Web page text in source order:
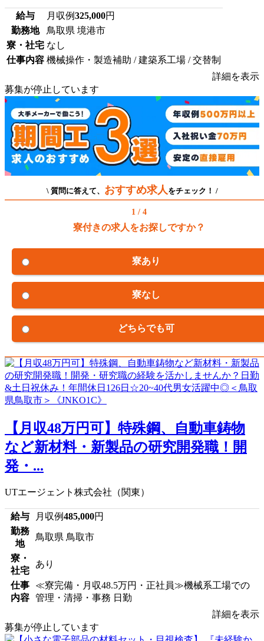
給与 月収例325,000円
勤務地
鳥取県 境港市
寮・社宅 なし
仕事内容 機械操作・製造補助 / 建築系工場 / 交替制
詳細を表示
募集が停止しています
\ 質問に答えて、 おすすめ求人 をチェック！ /
1 / 4
寮付きの求人をお探しですか？
寮あり
寮なし
どちらでも可
【月収48万円可】特殊鋼、自動車鋳物
など新材料・新製品の研究開発職！開
発・...
UTエージェント株式会社（関東）
給与 月収例485,000円
勤務
地
鳥取県 鳥取市
寮・
社宅
あり
仕事
内容
≪寮完備・月収48.5万円・正社員≫機械系工場での
管理・清掃・事務 日勤
詳細を表示
募集が停止しています